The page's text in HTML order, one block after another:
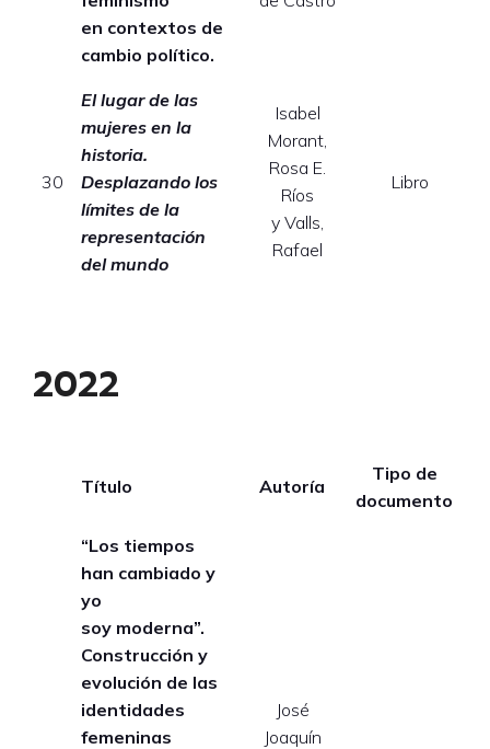
en contextos de
cambio político.
30
El lugar de las
mujeres en la
historia.
Desplazando los
límites de la
representación
del mundo
Isabel
Morant,
Rosa E.
Ríos
y Valls,
Rafael
Libro
2022
Título Autoría
Tipo de
documento
“Los tiempos
han cambiado y
yo
soy moderna”.
Construcción y
evolución de las
identidades
femeninas
José
Joaquín